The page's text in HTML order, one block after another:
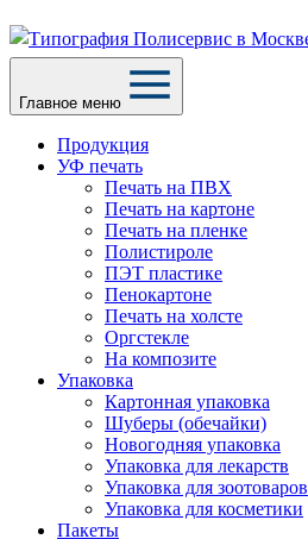
Главное меню
Продукция
УФ печать
Печать на ПВХ
Печать на картоне
Печать на пленке
Полистироле
ПЭТ пластике
Пенокартоне
Печать на холсте
Оргстекле
На композите
Упаковка
Картонная упаковка
Шуберы (обечайки)
Новогодняя упаковка
Упаковка для лекарств
Упаковка для зоотоваров
Упаковка для косметики
Пакеты